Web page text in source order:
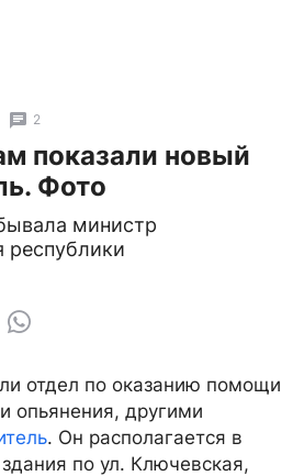
2
показали новый
Фото
министр
республики
отдел по оказанию помощи
опьянения, другими
. Он располагается в
по ул. Ключевская,